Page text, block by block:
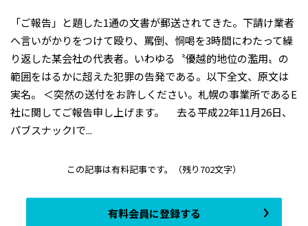
「ご報告」と題した1通の文書が郵送されてきた。下請け業者
へ言いがかりをつけて殴り、罵倒、恫喝を3時間にわたって繰
り返した某会社の代表者。いわゆる〝優越的地位の濫用〟の
範囲をはるかに超えた犯罪の告発である。以下全文、原文は
実名。 ＜突然の送付をお許しください。札幌の事業所であるE
社に関してご報告申し上げます。 去る平成22年11月26日、
パブスナックIで...
この記事は有料記事です。 （残り702文字）
有料会員に登録する